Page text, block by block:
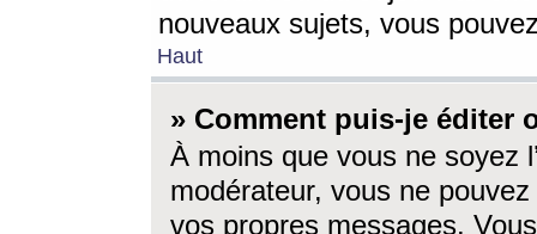
nouveaux sujets, vous
Haut
» Comment puis-je éditer
À moins que vous ne soyez
modérateur, vous ne
vos propres messages.